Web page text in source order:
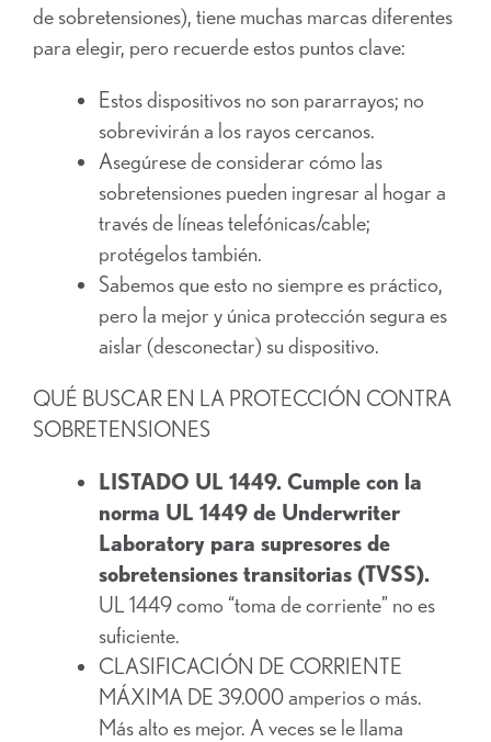
de sobretensiones), tiene muchas marcas diferentes
para elegir, pero recuerde estos puntos clave:
Estos dispositivos no son pararrayos; no
sobrevivirán a los rayos cercanos.
Asegúrese de considerar cómo las
sobretensiones pueden ingresar al hogar a
través de líneas telefónicas/cable;
protégelos también.
Sabemos que esto no siempre es práctico,
pero la mejor y única protección segura es
aislar (desconectar) su dispositivo.
QUÉ BUSCAR EN LA PROTECCIÓN CONTRA
SOBRETENSIONES
LISTADO UL 1449. Cumple con la
norma UL 1449 de Underwriter
Laboratory para supresores de
sobretensiones transitorias (TVSS).
UL 1449 como “toma de corriente” no es
suficiente.
CLASIFICACIÓN DE CORRIENTE
MÁXIMA DE 39.000 amperios o más.
Más alto es mejor. A veces se le llama